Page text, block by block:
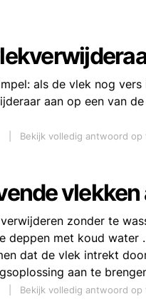
als de vlek nog
aan op een van
Bekijk volledig antwoord
zonder te
deppen met koud
dat de vlek intrekt
aan te
Bekijk volledig antwoord